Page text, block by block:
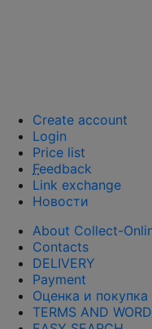
Create account
Login
Price list
Feedback
Link exchange
Новости
About Collect-
Contacts
DELIVERY
Payment
Оценка и покупка
TERMS AND